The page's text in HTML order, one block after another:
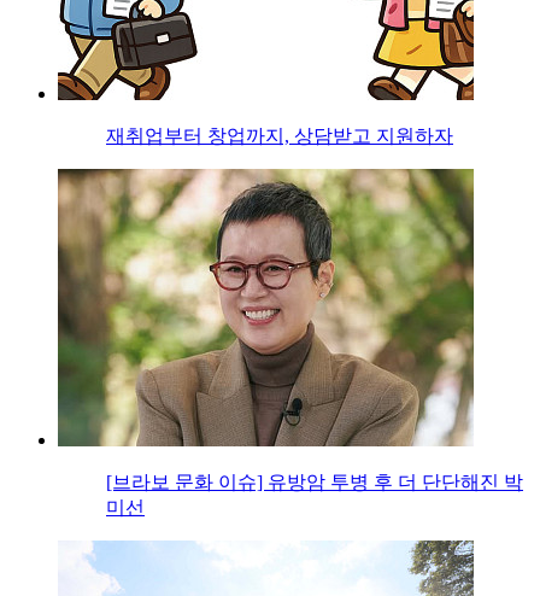
재취업부터 창업까지, 상담받고 지원하자
[브라보 문화 이슈] 유방암 투병 후 더 단단해진 박
미선